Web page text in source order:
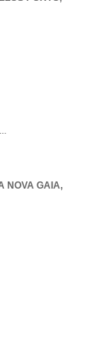
...
NOVA GAIA,